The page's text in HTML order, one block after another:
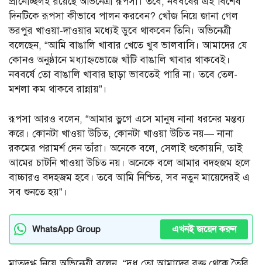
দিনটিকে রূপসা কীভাবে পালন করবেন? খোঁজ নিয়ে জানা গেল
ভরপুর খাওয়া-দাওয়ার মধ্যেই ডুবে থাকবেন তিনি। অভিনেত্রী
বলেছেন, “আমি বাঙালি খাবার খেতে খুব ভালবাসি। আমাদের যে
কোনও অনুষ্ঠানে মধ্যাহ্নভোজে খাঁটি বাঙালি খাবার থাকবেই।
নববর্ষে তো বাঙালি খাবার ছাড়া ভাবতেই পারি না। তবে তেল-
মশলা কম থাকবে রান্নায়”।
রূপসা আরও বলেন, “আমার ভ্লগে এসে মানুষ নানা ধরনের মন্তব্য
করে। কোনটা খাওয়া উচিত, কোনটা খাওয়া উচিত নয়— নানা
রকমের পরামর্শ দেন তাঁরা। অনেকে বলে, সেলাই শুকোয়নি, তাই
আমের চাটনি খাওয়া উচিত নয়। অনেকে বলে আমার বদহজম হলে
বাচ্চারও বদহজম হবে। তবে আমি নিশ্চিত, সব নতুন মায়েদেরই এ
সব শুনতে হয়”।
WhatsApp Group এখনই জয়েন করুন